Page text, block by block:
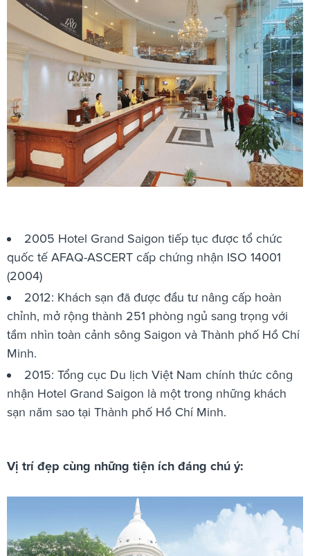
2005 Hotel Grand Saigon tiếp tục được tổ chức
quốc tế AFAQ-ASCERT cấp chứng nhận ISO 14001
(2004)
2012: Khách sạn đã được đầu tư nâng cấp hoàn
chỉnh, mở rộng thành 251 phòng ngủ sang trọng với
tầm nhìn toàn cảnh sông Saigon và Thành phố Hồ Chí
Minh.
2015: Tổng cục Du lịch Việt Nam chính thức công
nhận Hotel Grand Saigon là một trong những khách
sạn năm sao tại Thành phố Hồ Chí Minh.
Vị trí đẹp cùng những tiện ích đáng chú ý: